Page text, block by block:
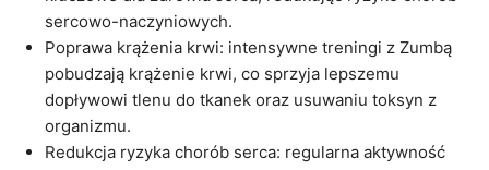
sercowo-naczyniowych.
Poprawa krążenia krwi: intensywne treningi z Zumbą
pobudzają krążenie krwi, co sprzyja lepszemu
dopływowi tlenu do tkanek oraz usuwaniu toksyn z
organizmu.
Redukcja ryzyka chorób serca: regularna aktywność